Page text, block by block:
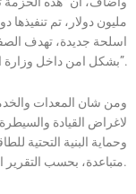
مليون دولار، تم تنفيذها
اسلحة جديدة، تهدف
بشكل امن داخل وزارة الدفاع العراقية”.
ومن شان المعدات
لاغراض القيادة
وحماية البنية التحتية
متباعدة، بحسب التقرير الذي شره الموقع.